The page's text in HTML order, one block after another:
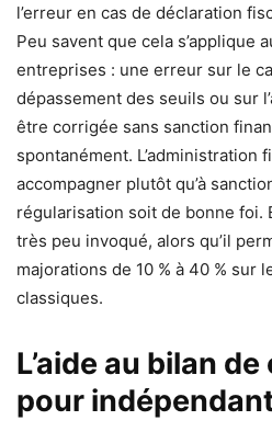
l’erreur en cas de déclaration
Peu savent que cela s’applique
entreprises : une erreur sur le
dépassement des seuils ou sur
être corrigée sans sanction
spontanément. L’administration
accompagner plutôt qu’à
régularisation soit de bonne foi.
très peu invoqué, alors qu’il
majorations de 10 % à 40 % sur
classiques.
L’aide au bilan
pour